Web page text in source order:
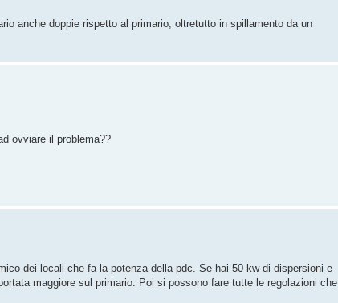
anche doppie rispetto al primario, oltretutto in spillamento da un
ovviare il problema??
dei locali che fa la potenza della pdc. Se hai 50 kw di dispersioni e
maggiore sul primario. Poi si possono fare tutte le regolazioni che